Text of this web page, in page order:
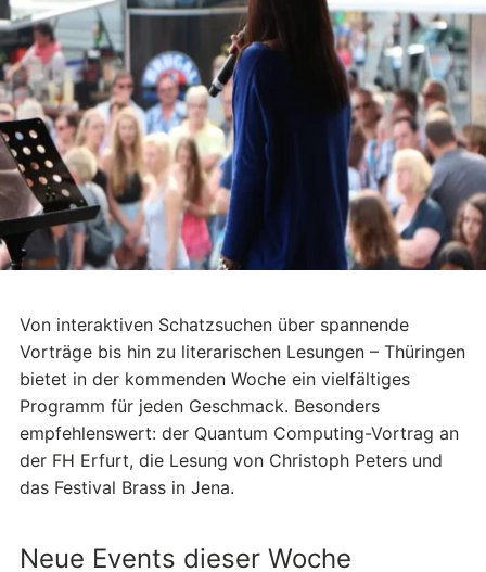
Von interaktiven Schatzsuchen über spannende
Vorträge bis hin zu literarischen Lesungen – Thüringen
bietet in der kommenden Woche ein vielfältiges
Programm für jeden Geschmack. Besonders
empfehlenswert: der Quantum Computing-Vortrag an
der FH Erfurt, die Lesung von Christoph Peters und
das Festival Brass in Jena.
Neue Events dieser Woche